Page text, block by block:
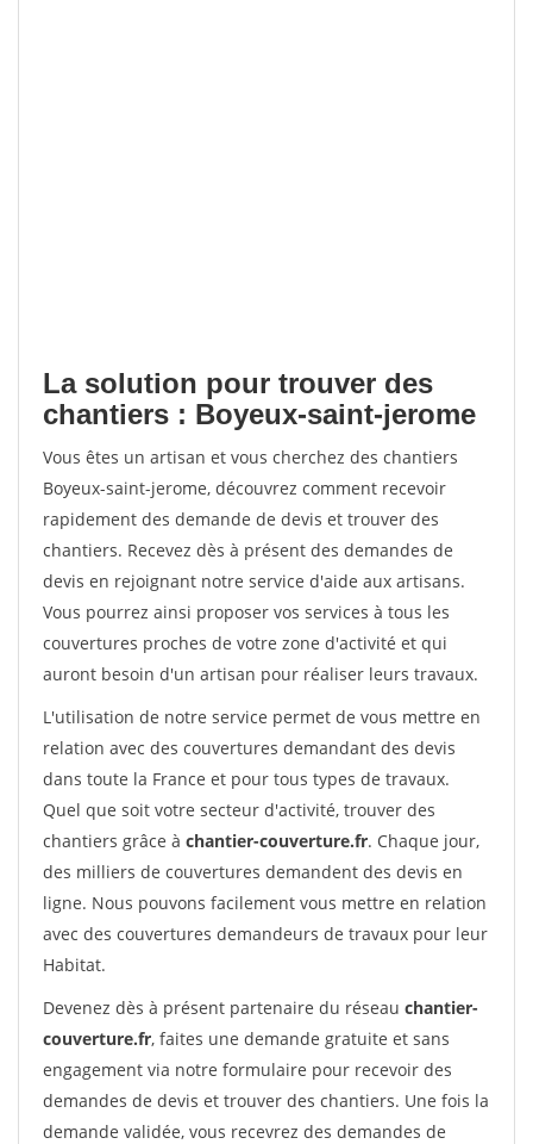
La solution pour trouver des
chantiers : Boyeux-saint-jerome
Vous êtes un artisan et vous cherchez des chantiers
Boyeux-saint-jerome, découvrez comment recevoir
rapidement des demande de devis et trouver des
chantiers. Recevez dès à présent des demandes de
devis en rejoignant notre service d'aide aux artisans.
Vous pourrez ainsi proposer vos services à tous les
couvertures proches de votre zone d'activité et qui
auront besoin d'un artisan pour réaliser leurs travaux.
L'utilisation de notre service permet de vous mettre en
relation avec des couvertures demandant des devis
dans toute la France et pour tous types de travaux.
Quel que soit votre secteur d'activité, trouver des
chantiers grâce à chantier-couverture.fr. Chaque jour,
des milliers de couvertures demandent des devis en
ligne. Nous pouvons facilement vous mettre en relation
avec des couvertures demandeurs de travaux pour leur
Habitat.
Devenez dès à présent partenaire du réseau chantier-
couverture.fr, faites une demande gratuite et sans
engagement via notre formulaire pour recevoir des
demandes de devis et trouver des chantiers. Une fois la
demande validée, vous recevrez des demandes de